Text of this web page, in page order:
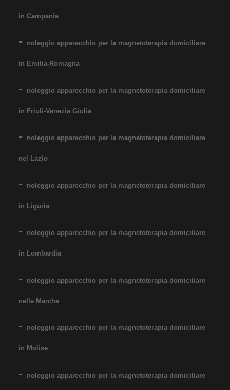
in Campania
noleggio apparecchio per la magnetoterapia domiciliare
in Emilia-Romagna
noleggio apparecchio per la magnetoterapia domiciliare
in Friuli-Venezia Giulia
noleggio apparecchio per la magnetoterapia domiciliare
nel Lazio
noleggio apparecchio per la magnetoterapia domiciliare
in Liguria
noleggio apparecchio per la magnetoterapia domiciliare
in Lombardia
noleggio apparecchio per la magnetoterapia domiciliare
nelle Marche
noleggio apparecchio per la magnetoterapia domiciliare
in Molise
noleggio apparecchio per la magnetoterapia domiciliare